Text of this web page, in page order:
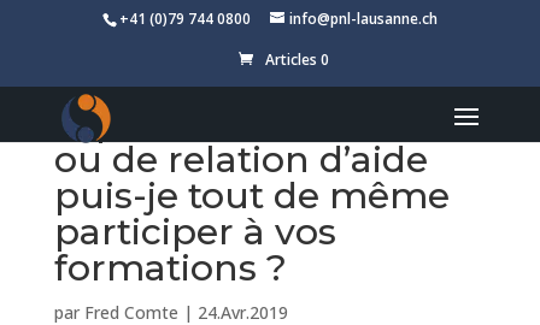
+41 (0)79 744 0800
info@pnl-lausanne.ch
Articles 0
Je n’ai aucune
expérience médicale
ou de relation d’aide
puis-je tout de même
participer à vos
formations ?
par Fred Comte | 24.Avr.2019